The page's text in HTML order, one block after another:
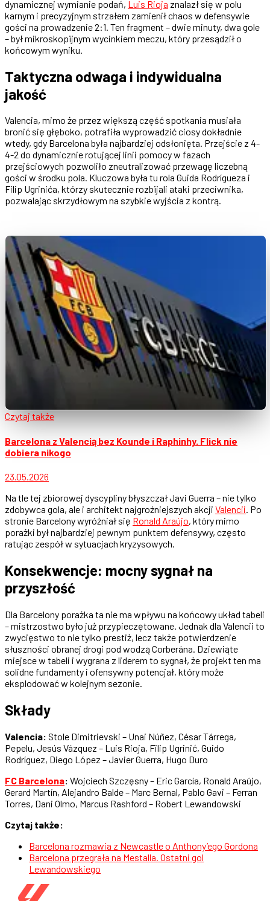
dynamicznej wymianie podań, Luis Rioja znalazł się w polu
karnym i precyzyjnym strzałem zamienił chaos w defensywie
gości na prowadzenie 2:1. Ten fragment – dwie minuty, dwa gole
– był mikroskopijnym wycinkiem meczu, który przesądził o
końcowym wyniku.
Taktyczna odwaga i indywidualna
jakość
Valencia, mimo że przez większą część spotkania musiała
bronić się głęboko, potrafiła wyprowadzić ciosy dokładnie
wtedy, gdy Barcelona była najbardziej odsłonięta. Przejście z 4-
4-2 do dynamicznie rotującej linii pomocy w fazach
przejściowych pozwoliło zneutralizować przewagę liczebną
gości w środku pola. Kluczowa była tu rola Guida Rodrígueza i
Filip Ugrinića, którzy skutecznie rozbijali ataki przeciwnika,
pozwalając skrzydłowym na szybkie wyjścia z kontrą.
Czytaj także
Barcelona z Valencią bez Kounde i Raphinhy. Flick nie
dobiera nikogo
23.05.2026
Na tle tej zbiorowej dyscypliny błyszczał Javi Guerra – nie tylko
zdobywca gola, ale i architekt najgroźniejszych akcji Valencii. Po
stronie Barcelony wyróżniał się Ronald Araújo, który mimo
porażki był najbardziej pewnym punktem defensywy, często
ratując zespół w sytuacjach kryzysowych.
Konsekwencje: mocny sygnał na
przyszłość
Dla Barcelony porażka ta nie ma wpływu na końcowy układ tabeli
– mistrzostwo było już przypieczętowane. Jednak dla Valencii to
zwycięstwo to nie tylko prestiż, lecz także potwierdzenie
słuszności obranej drogi pod wodzą Corberána. Dziewiąte
miejsce w tabeli i wygrana z liderem to sygnał, że projekt ten ma
solidne fundamenty i ofensywny potencjał, który może
eksplodować w kolejnym sezonie.
Składy
Valencia: Stole Dimitrievski – Unai Núñez, César Tárrega,
Pepelu, Jesús Vázquez – Luis Rioja, Filip Ugrinić, Guido
Rodríguez, Diego López – Javier Guerra, Hugo Duro
FC Barcelona: Wojciech Szczęsny – Eric García, Ronald Araújo,
Gerard Martín, Alejandro Balde – Marc Bernal, Pablo Gavi – Ferran
Torres, Dani Olmo, Marcus Rashford – Robert Lewandowski
Czytaj także:
Barcelona rozmawia z Newcastle o Anthony’ego Gordona
Barcelona przegrała na Mestalla. Ostatni gol
Lewandowskiego